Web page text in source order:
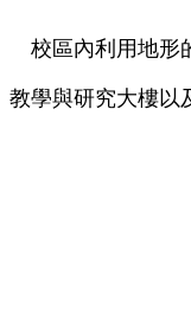
校區內利用地形
教學與研究大樓以